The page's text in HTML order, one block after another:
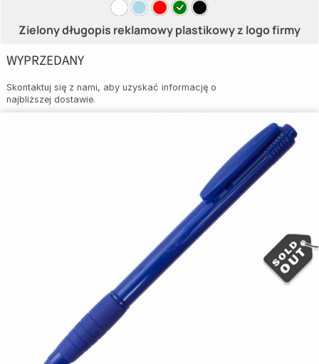
Zielony długopis reklamowy plastikowy z logo firmy
WYPRZEDANY
Skontaktuj się z nami, aby uzyskać informację o
najbliższej dostawie.